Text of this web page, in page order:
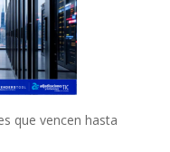
que vencen hasta